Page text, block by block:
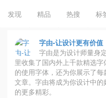
发现 精品 热搜 标
字由-让设计更有价值
字由是为设计师量身
里收集了国内外上千款精选
的使用字体，还为你展示了
文章。字由将成为你设计中
的更多精彩。